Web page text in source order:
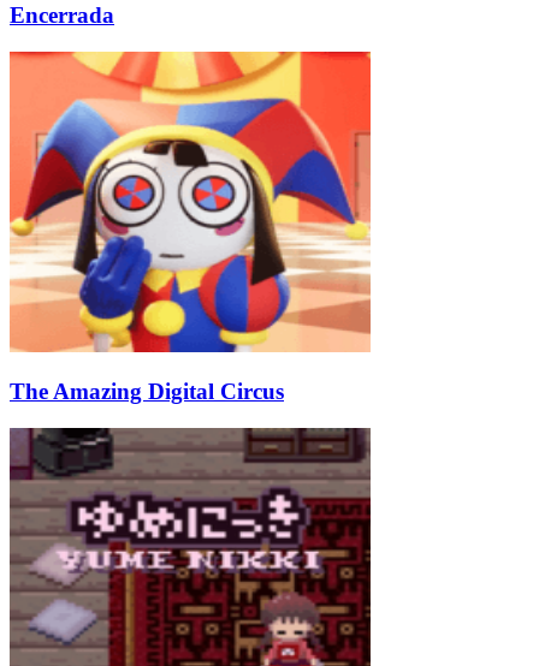
Encerrada
The Amazing Digital Circus